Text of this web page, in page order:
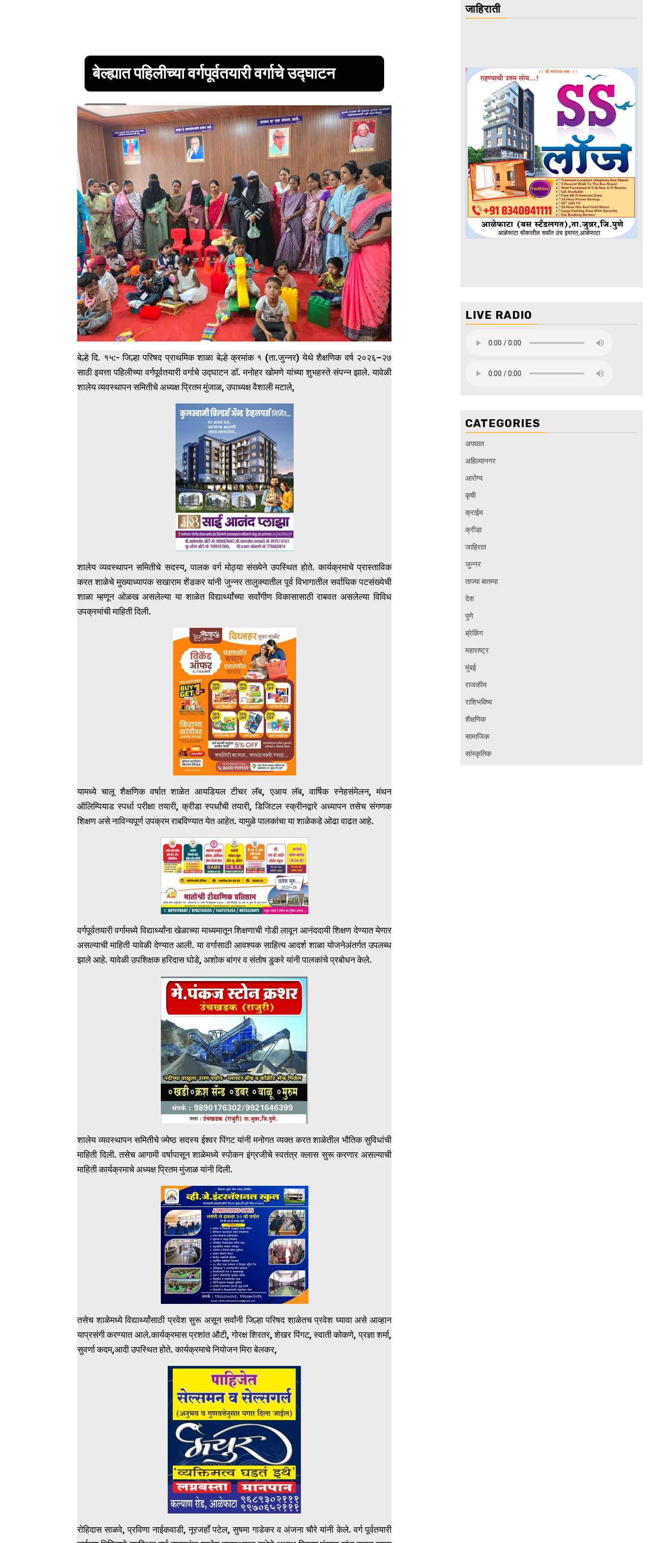
बेल्ह्यात पहिलीच्या वर्गपूर्वतयारी वर्गाचे उद्घाटन
1 min read
बेल्हे दि. १५:- जिल्हा परिषद प्राथमिक शाळा बेल्हे क्रमांक १ (ता.जुन्नर) येथे शैक्षणिक वर्ष २०२६–२७
साठी इयत्ता पहिलीच्या वर्गपूर्वतयारी वर्गाचे उद्घाटन डॉ. मनोहर खोमणे यांच्या शुभहस्ते संपन्न झाले. यावेळी
शालेय व्यवस्थापन समितीचे अध्यक्ष प्रितम मुंजाळ, उपाध्यक्ष वैशाली मटाले,
शालेय व्यवस्थापन समितीचे सदस्य, पालक वर्ग मोठ्या संख्येने उपस्थित होते. कार्यक्रमाचे प्रास्ताविक
करत शाळेचे मुख्याध्यापक सखाराम शेंडकर यांनी जुन्नर तालुक्यातील पूर्व विभागातील सर्वाधिक पटसंख्येची
शाळा म्हणून ओळख असलेल्या या शाळेत विद्यार्थ्यांच्या सर्वांगीण विकासासाठी राबवत असलेल्या विविध
उपक्रमांची माहिती दिली.
यामध्ये चालू शैक्षणिक वर्षात शाळेत आयडियल टीचर लॅब, एआय लॅब, वार्षिक स्नेहसंमेलन, मंथन
ऑलिम्पियाड स्पर्धा परीक्षा तयारी, क्रीडा स्पर्धांची तयारी, डिजिटल स्क्रीनद्वारे अध्यापन तसेच संगणक
शिक्षण असे नाविन्यपूर्ण उपक्रम राबविण्यात येत आहेत. यामुळे पालकांचा या शाळेकडे ओढा वाढत आहे.
वर्गपूर्वतयारी वर्गामध्ये विद्यार्थ्यांना खेळाच्या माध्यमातून शिक्षणाची गोडी लावून आनंददायी शिक्षण देण्यात येणार
असल्याची माहिती यावेळी देण्यात आली. या वर्गासाठी आवश्यक साहित्य आदर्श शाळा योजनेअंतर्गत उपलब्ध
झाले आहे. यावेळी उपशिक्षक हरिदास घोडे, अशोक बांगर व संतोष डुकरे यांनी पालकांचे प्रबोधन केले.
शालेय व्यवस्थापन समितीचे ज्येष्ठ सदस्य ईश्वर पिंगट यांनी मनोगत व्यक्त करत शाळेतील भौतिक सुविधांची
माहिती दिली. तसेच आगामी वर्षापासून शाळेमध्ये स्पोकन इंग्रजीचे स्वतंत्र क्लास सुरू करणार असल्याची
माहिती कार्यक्रमाचे अध्यक्ष प्रितम मुंजाळ यांनी दिली.
तसेच शाळेमध्ये विद्यार्थ्यांसाठी प्रवेश सुरू असून सर्वांनी जिल्हा परिषद शाळेतच प्रवेश घ्यावा असे आव्हान
याप्रसंगी करण्यात आले.कार्यक्रमास प्रशांत औटी, गोरक्ष शिरतर, शेखर पिंगट, स्वाती कोकणे, प्रज्ञा शर्मा,
सुवर्णा कदम,आदी उपस्थित होते. कार्यक्रमाचे नियोजन मिरा बेलकर,
रोहिदास साळवे, प्रविणा नाईकवाडी, नूरजहाँ पटेल, सुषमा गाडेकर व अंजना चौरे यांनी केले. वर्ग पूर्वतयारी
जाहिराती
LIVE RADIO
CATEGORIES
अपघात
अहिल्यानगर
आरोग्य
कृषी
क्राईम
क्रीडा
जाहिरात
जुन्नर
ताज्या बातम्या
देश
पुणे
ब्रेकिंग
महाराष्ट्र
मुंबई
राजकीय
राशिभविष्य
शैक्षणिक
सामाजिक
सांस्कृतिक